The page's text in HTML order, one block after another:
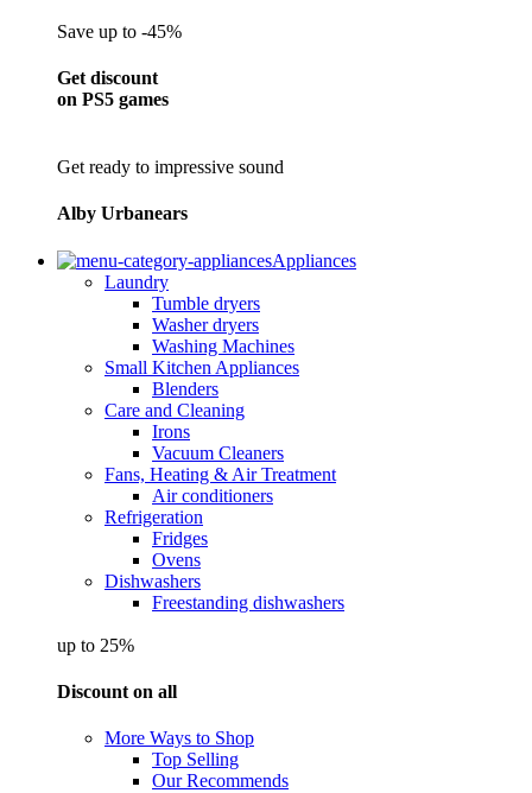
Save up to -45%
Get discount
on PS5 games
Get ready to impressive sound
Alby Urbanears
Appliances
Laundry
Tumble dryers
Washer dryers
Washing Machines
Small Kitchen Appliances
Blenders
Care and Cleaning
Irons
Vacuum Cleaners
Fans, Heating & Air Treatment
Air conditioners
Refrigeration
Fridges
Ovens
Dishwashers
Freestanding dishwashers
up to 25%
Discount on all
More Ways to Shop
Top Selling
Our Recommends